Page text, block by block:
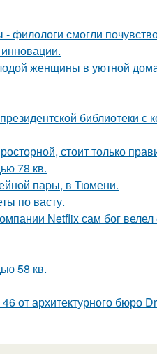
филологи смогли
женщины в уютной
библиотеки с
стоит только
78 кв.
пары, в Тюмени.
по васту.
Netflix сам бог
58 кв.
от архитектурного бюро